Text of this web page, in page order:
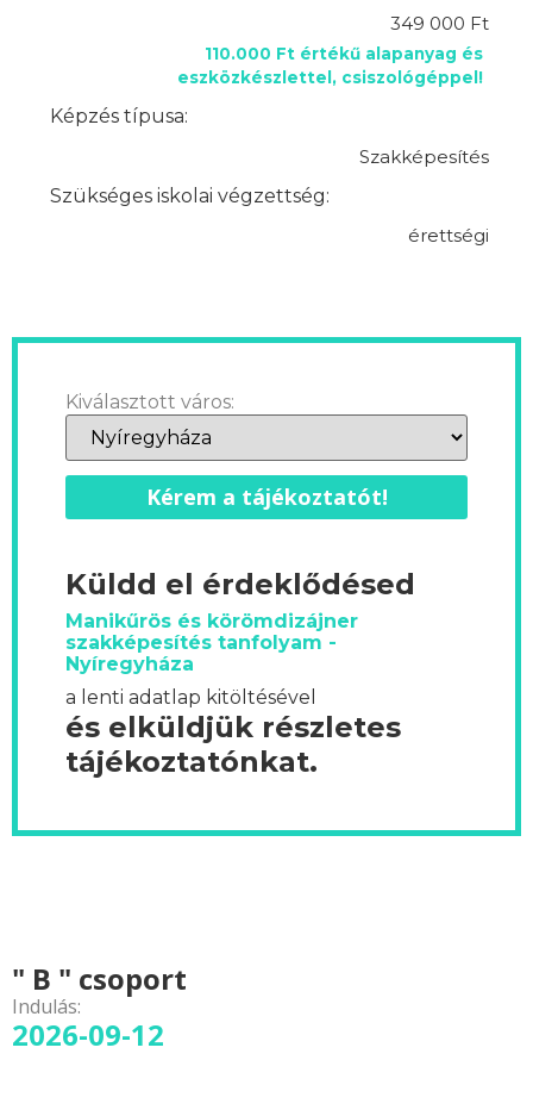
349 000 Ft
110.000 Ft értékű alapanyag és
eszközkészlettel, csiszológéppel!
Képzés típusa:
Szakképesítés
Szükséges iskolai végzettség:
érettségi
Kiválasztott város:
Kérem a tájékoztatót!
Küldd el érdeklődésed
Manikűrös és körömdizájner
szakképesítés tanfolyam -
Nyíregyháza
a lenti adatlap kitöltésével
és elküldjük részletes
tájékoztatónkat.
" B " csoport
Indulás:
2026-09-12